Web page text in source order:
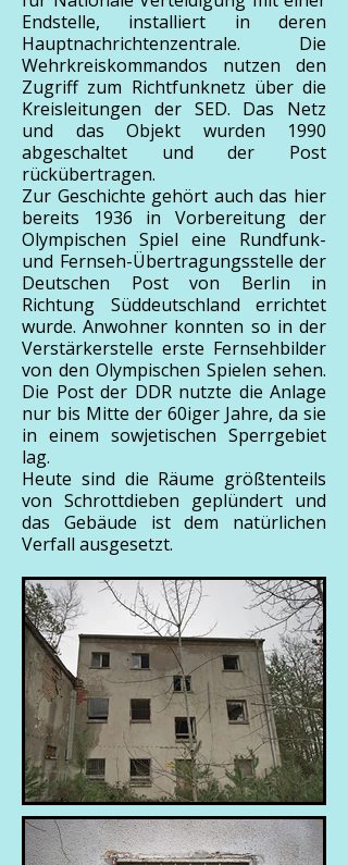
Endstelle, installiert in deren
Hauptnachrichtenzentrale. Die
Wehrkreiskommandos nutzen den
Zugriff zum Richtfunknetz über die
Kreisleitungen der SED. Das Netz
und das Objekt wurden 1990
abgeschaltet und der Post
rückübertragen.
Zur Geschichte gehört auch das hier
bereits 1936 in Vorbereitung der
Olympischen Spiel eine Rundfunk-
und Fernseh-Übertragungsstelle der
Deutschen Post von Berlin in
Richtung Süddeutschland errichtet
wurde. Anwohner konnten so in der
Verstärkerstelle erste Fernsehbilder
von den Olympischen Spielen sehen.
Die Post der DDR nutzte die Anlage
nur bis Mitte der 60iger Jahre, da sie
in einem sowjetischen Sperrgebiet
lag.
Heute sind die Räume größtenteils
von Schrottdieben geplündert und
das Gebäude ist dem natürlichen
Verfall ausgesetzt.